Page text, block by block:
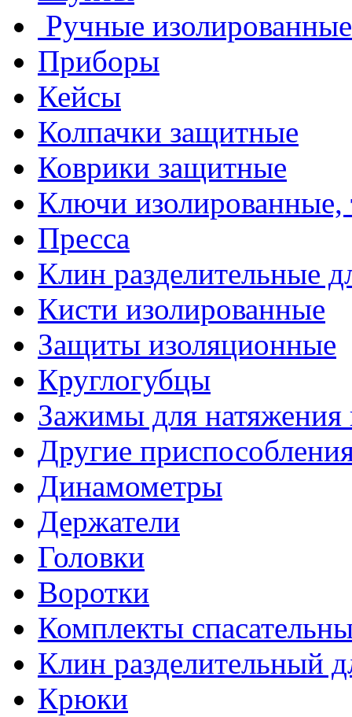
Ручные
Приборы
Кейсы
Колпачки защитные
Коврики защитные
Ключи изолированные,
Пресса
Клин разделительные
Кисти изолированные
Защиты изоляционные
Круглогубцы
Зажимы для натяжения
Другие
Динамометры
Держатели
Головки
Воротки
Комплекты
Клин разделительный
Крюки